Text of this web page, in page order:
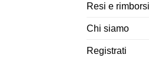
Resi e rimborsi
Chi siamo
Registrati